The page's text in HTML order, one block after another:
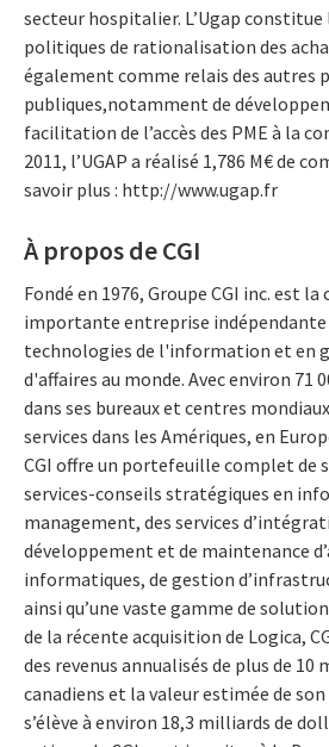
secteur hospitalier. L’Ugap constitue
politiques de rationalisation des
également comme relais des autres
publiques,notamment de
facilitation de l’accès des PME à la
2011, l’UGAP a réalisé 1,786 M€ de
savoir plus : http://www.ugap.fr
À propos de CGI
Fondé en 1976, Groupe CGI inc. est
importante entreprise indépendante
technologies de l'information et en
d'affaires au monde. Avec environ 71
dans ses bureaux et centres
services dans les Amériques, en
CGI offre un portefeuille complet de
services-conseils stratégiques en
management, des services
développement et de maintenance
informatiques, de gestion
ainsi qu’une vaste gamme de
de la récente acquisition de Logica,
des revenus annualisés de plus de 10
canadiens et la valeur estimée de
s’élève à environ 18,3 milliards de